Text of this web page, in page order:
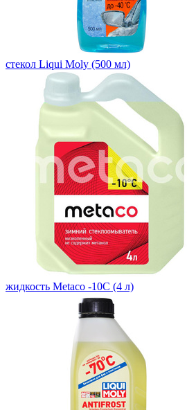
стекол Liqui Moly (500 мл)
жидкость Metaco -10C (4 л)